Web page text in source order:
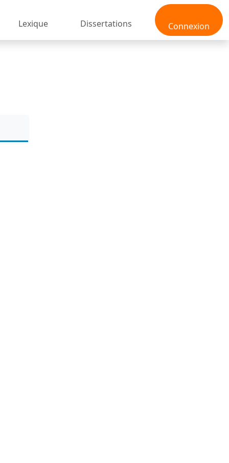
Connexion
Lexique Dissertations